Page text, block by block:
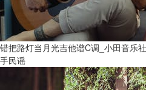
错把路灯当月光吉他谱C调_小田音乐
手民谣